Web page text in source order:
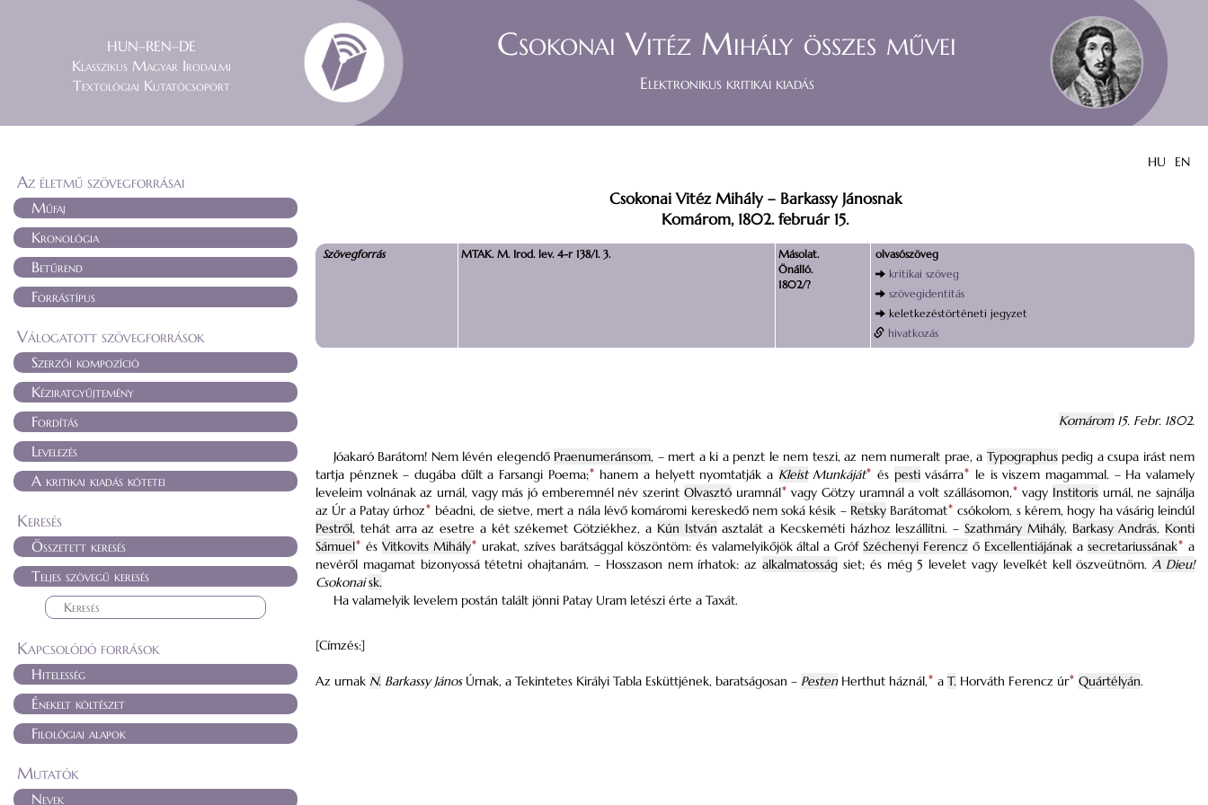
HUN–REN–DE
Klasszikus Magyar Irodalmi
Textológiai Kutatócsoport
Csokonai Vitéz Mihály összes művei
Elektronikus kritikai kiadás
HU EN
Az életmű szövegforrásai
Műfaj
Kronológia
Betűrend
Forrástípus
Válogatott szövegforrások
Szerzői kompozíció
Kéziratgyűjtemény
Fordítás
Levelezés
A kritikai kiadás kötetei
Keresés
Összetett keresés
Teljes szövegű keresés
Kapcsolódó források
Hitelesség
Énekelt költészet
Filológiai alapok
Mutatók
Nevek
Csokonai Vitéz Mihály – Barkassy Jánosnak
Komárom, 1802. február 15.
Szövegforrás MTAK. M. Irod. lev. 4-r 138/I. 3.
Másolat.
Önálló.
1802/?
olvasószöveg
kritikai szöveg
szövegidentitás
keletkezéstörténeti jegyzet
hivatkozás
Komárom15. Febr. 1802.
Jóakaró Barátom! Nem lévén elegendő Praenumeránsom, – mert a ki a penzt le nem teszi, az nem numeralt prae, a Typographuspedig a csupa irást nem
tartja pénznek – dugába dűlt a Farsangi Poema;* hanem a helyett nyomtatják a Kleist Munkáját* és pestivásárra*
le is viszem magammal. – Ha valamely
leveleim volnának az urnál, vagy más jó emberemnél név szerint Olvasztóuramnál* vagy Götzy uramnál a volt szállásomon,* vagy Institorisurnál, ne sajnálja
az Úr a Patay úrhoz* béadni, de sietve, mert a nála lévő komáromi kereskedő nem soká késik – RetskyBarátomat* csókolom, s kérem, hogy ha vásárig leindúl
Pestről, tehát arra az esetre a két székemet Götziékhez, a Kún István asztalát a Kecskeméti házhoz leszállítni. – Szathmáry Mihály, Barkasy András, Konti
Sámuel* és Vitkovits Mihály* urakat, szíves barátsággal köszöntöm: és valamelyikőjök által a GrófSzéchenyi Ferencz ő Excellentiájának asecretariussának* a
nevéről magamat bizonyossá tétetni ohajtanám. – Hosszason nem írhatok: azalkalmatosság siet; és még 5 levelet vagy levelkét kell öszveütnöm.A Dieu!
Csokonai sk.
Ha valamelyik levelem postán talált jönni Patay Uram letészi érte a Taxát.
[Címzés:]
Az urnak N. Barkassy JánosÚrnak, a Tekintetes Királyi Tabla Esküttjének, baratságosan – PestenHerthut háznál,* a T. Horváth Ferencz úr* Quártélyán.